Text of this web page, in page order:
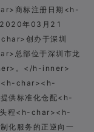
商标注册日期<h-
年03月21
创办于深圳
总部位于深圳市龙
。</h-inner>
<h-char><h-
供标准化仓配<h-
程<h-char><h-
服务的正逆向一